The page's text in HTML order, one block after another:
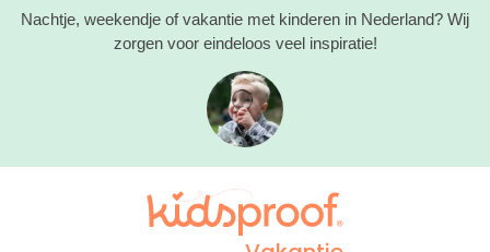
Nachtje, weekendje of vakantie met kinderen in Nederland? Wij
zorgen voor eindeloos veel inspiratie!